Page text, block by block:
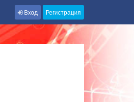
Вход Регистрация